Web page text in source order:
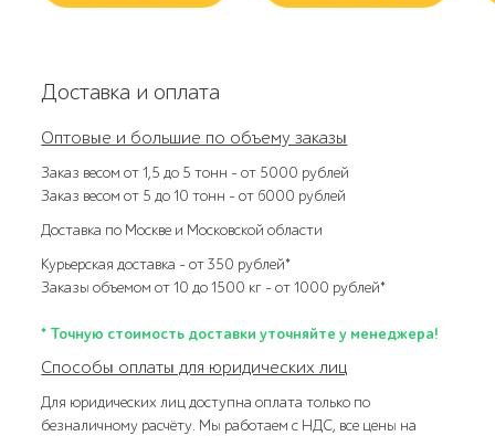
Доставка и оплата
Оптовые и большие по объему заказы
Заказ весом от 1,5 до 5 тонн – от 5000 рублей
Заказ весом от 5 до 10 тонн – от 6000 рублей
Доставка по Москве и Московской области
Курьерская доставка – от 350 рублей*
Заказы объемом от 10 до 1500 кг – от 1000 рублей*
* Точную стоимость доставки уточняйте у менеджера!
Способы оплаты для юридических лиц
Для юридических лиц доступна оплата только по
безналичному расчёту. Мы работаем с НДС, все цены на